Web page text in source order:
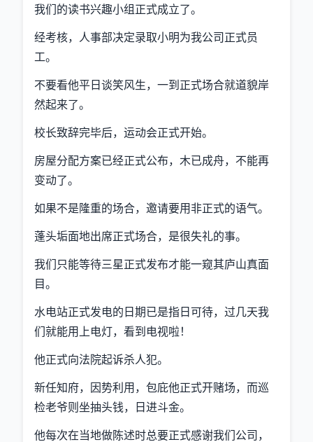
我们的读书兴趣小组正式成立了。
经考核，人事部决定录取小明为我公司正式员
工。
不要看他平日谈笑风生，一到正式场合就道貌岸
然起来了。
校长致辞完毕后，运动会正式开始。
房屋分配方案已经正式公布，木已成舟，不能再
变动了。
如果不是隆重的场合，邀请要用非正式的语气。
蓬头垢面地出席正式场合，是很失礼的事。
我们只能等待三星正式发布才能一窥其庐山真面
目。
水电站正式发电的日期已是指日可待，过几天我
们就能用上电灯，看到电视啦！
他正式向法院起诉杀人犯。
新任知府，因势利用，包庇他正式开赌场，而巡
检老爷则坐抽头钱，日进斗金。
他每次在当地做陈述时总要正式感谢我们公司，